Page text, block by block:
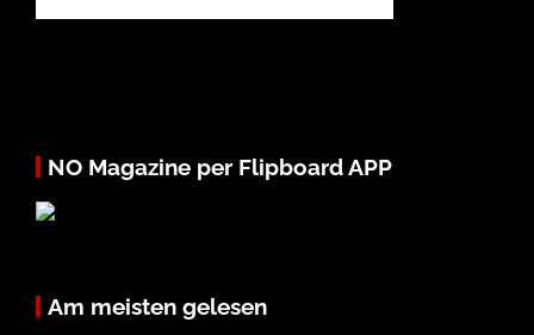
NO Magazine per Flipboard APP
Am meisten gelesen